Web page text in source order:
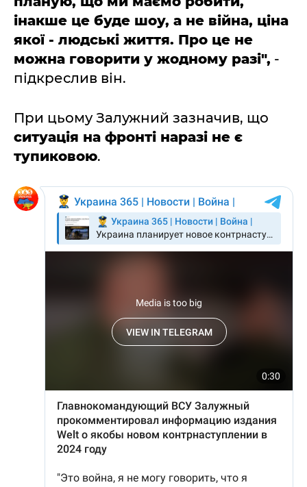
інакше це буде шоу, а не війна, ціна
якої - людські життя. Про це не
можна говорити у жодному разі", -
підкреслив він.
При цьому Залужний зазначив, що
ситуація на фронті наразі не є
тупиковою.